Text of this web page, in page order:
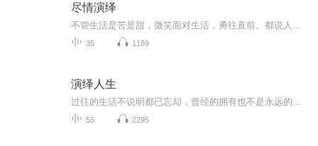
尽情演绎
35 1189
演绎人生
55 2295